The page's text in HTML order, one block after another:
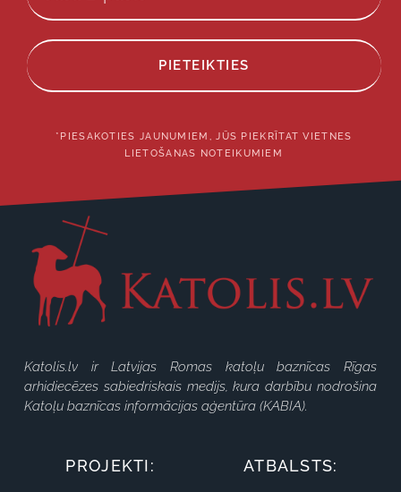
PIETEIKTIES
*PIESAKOTIES JAUNUMIEM, JŪS PIEKRĪTAT VIETNES
LIETOŠANAS NOTEIKUMIEM
Katolis.lv ir Latvijas Romas katoļu baznīcas Rīgas
arhidiecēzes sabiedriskais medijs, kura darbību nodrošina
Katoļu baznīcas informācijas aģentūra (KABIA).
PROJEKTI: ATBALSTS: